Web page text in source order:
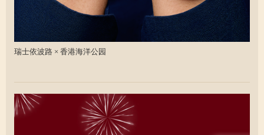
瑞士依波路 × 香港海洋公园